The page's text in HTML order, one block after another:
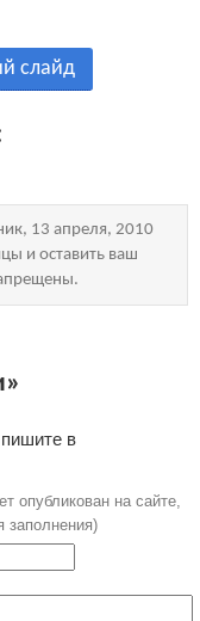
слайд
13 апреля, 2010
и оставить ваш
в
опубликован на сайте,
заполнения)